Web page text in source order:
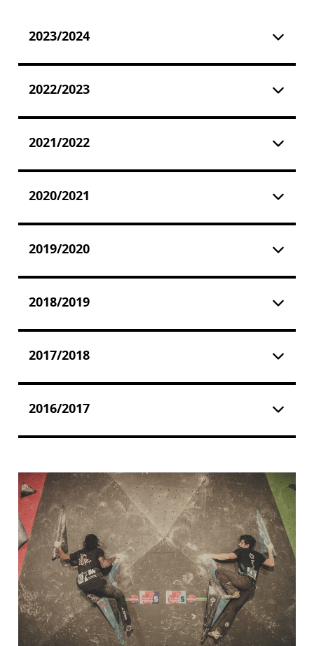
2023/2024
2022/2023
2021/2022
2020/2021
2019/2020
2018/2019
2017/2018
2016/2017